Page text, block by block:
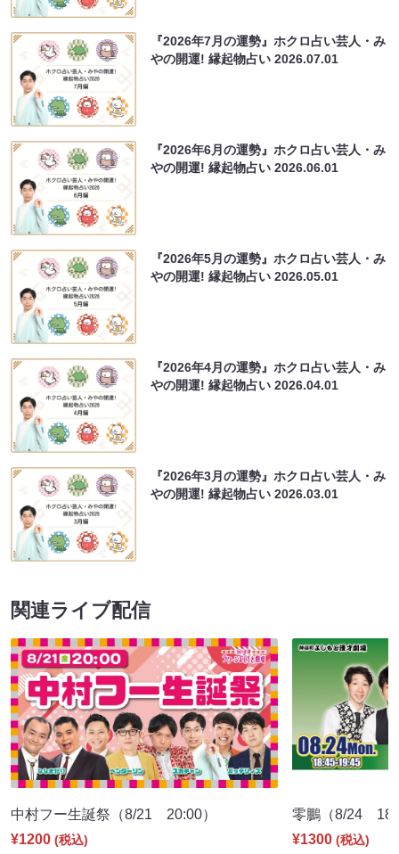
『2026年7月の運勢』ホクロ占い芸人・み
やの開運! 縁起物占い2026.07.01
『2026年6月の運勢』ホクロ占い芸人・み
やの開運! 縁起物占い2026.06.01
『2026年5月の運勢』ホクロ占い芸人・み
やの開運! 縁起物占い2026.05.01
『2026年4月の運勢』ホクロ占い芸人・み
やの開運! 縁起物占い2026.04.01
『2026年3月の運勢』ホクロ占い芸人・み
やの開運! 縁起物占い2026.03.01
関連ライブ配信
中村フー生誕祭（8/21 20:00）
¥1200 (税込)
零鵬（8/24
¥1300 (税込)